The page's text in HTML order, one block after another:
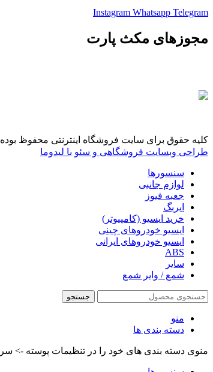
Instagram Whatsapp Telegram
مجوزهای مکث پارت
کلیه حقوق برای سایت فروشگاه اینترنتی محفوظ
طراحی وبسایت فروشگاهی و سئو با لیدوما
سنسورها
لوازم جانبی
جعبه فیوز
ایربگ
خرید ایسیو (کامپیوتر)
ایسیو خودروهای چینی
ایسیو خودروهای ایرانی
ABS
سایر
شمع / وایر شمع
جستجو
منو
دسته بندی ها
منوی دسته بندی های خود را در تنظیمات پوسته ->